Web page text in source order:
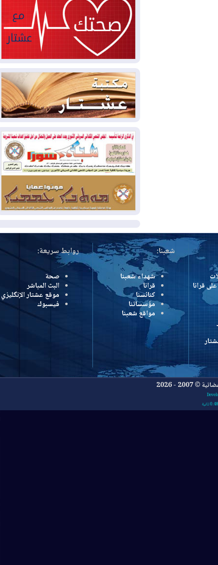
2026-08-03
العراق يؤكد مجدداً التزامه
بمنع الهجمات على الدول المجاورة
2026-08-03
العجز والاقتراض يطوقان
المالية العراقية.. اقتراض يتجاوز 3 تريليونات
دينار!
2026-08-03كوبا تغرق في الظلام مجددا
وانهيار الشبكة الكهربائية
2026-08-03
أوامر بإجلاء 60 ألف شخص
بسبب الحرائق في ولاية واشنطن
2026-08-02
مشروع "حسابي" يُمهل
الموظفين حتى نهاية أغسطس لاستلام
بطاقاتهم المصرفية
2026-08-02دمشق وعمّان تحذران بغداد:
أي هجوم من أراضي العراق سيواجه برد
المزيد
شعبنا:
شهداء شعبنا
قرانا
كنائسنا
مؤسساتنا
مواقع شعبنا
روابط سريعة:
صحة
البث المباشر
موقع عشتار الإنگليزي
فيسبوك
2026